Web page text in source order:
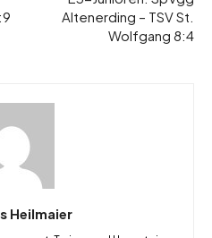
Altenerding – TSV St.
Wolfgang 8:4
Heilmaier